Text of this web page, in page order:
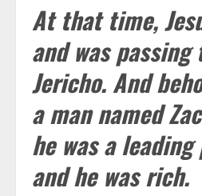
At that time,
and was
Jericho. And
a man named
he was a
and he was rich.